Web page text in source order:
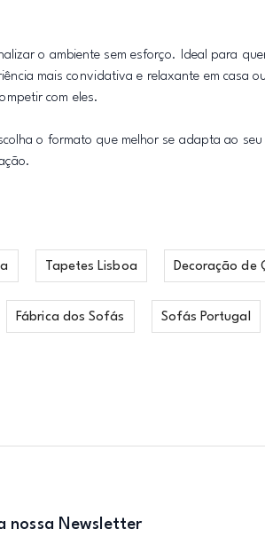
o ambiente sem esforço. Ideal para
mais convidativa e relaxante em casa
com eles.
o formato que melhor se adapta ao seu
Tapetes Lisboa Decoração de
Fábrica dos Sofás Sofás Portugal
nossa Newsletter